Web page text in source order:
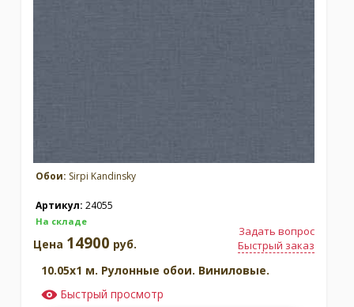
Обои: Sirpi Kandinsky
Артикул: 24055
На складе
Задать вопрос
Быстрый заказ
Цена 14900 руб.
10.05x1 м. Рулонные обои. Виниловые.
Быстрый просмотр